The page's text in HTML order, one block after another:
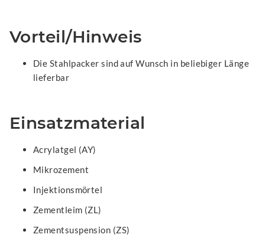
Vorteil/Hinweis
Die Stahlpacker sind auf Wunsch in beliebiger Länge
lieferbar
Einsatzmaterial
Acrylatgel (AY)
Mikrozement
Injektionsmörtel
Zementleim (ZL)
Zementsuspension (ZS)